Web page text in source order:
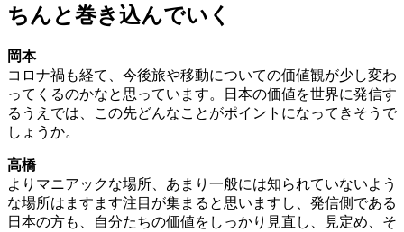
ちんと巻き込んでいく
岡本
コロナ禍も経て、今後旅や移動についての価値観が少し変わ
ってくるのかなと思っています。日本の価値を世界に発信す
るうえでは、この先どんなことがポイントになってきそうで
しょうか。
高橋
よりマニアックな場所、あまり一般には知られていないよう
な場所はますます注目が集まると思いますし、発信側である
日本の方も、自分たちの価値をしっかり見直し、見定め、そ